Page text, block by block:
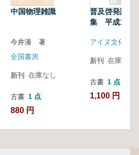
中国物理雑識
今井湊 著
全国書房
新刊 在庫なし
古書 1 点
880 円
普及啓発講演
集 平成15年
新刊 在庫なし
古書 1 点
1,100 円